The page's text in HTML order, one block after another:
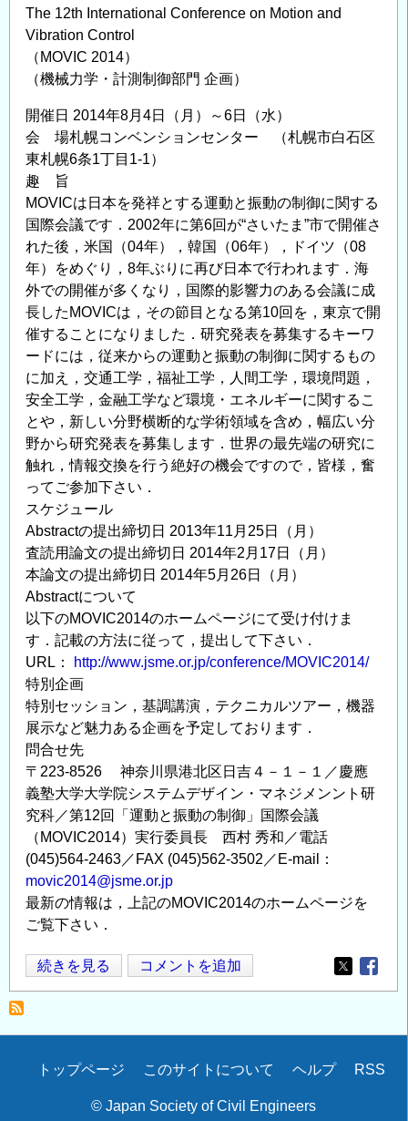
The 12th International Conference on Motion and
Vibration Control
（MOVIC 2014）
（機械力学・計測制御部門 企画）
開催日 2014年8月4日（月）～6日（水）
会 場札幌コンベンションセンター （札幌市白石区
東札幌6条1丁目1-1）
趣 旨
MOVICは日本を発祥とする運動と振動の制御に関する
国際会議です．2002年に第6回が“さいたま”市で開催さ
れた後，米国（04年），韓国（06年），ドイツ（08
年）をめぐり，8年ぶりに再び日本で行われます．海
外での開催が多くなり，国際的影響力のある会議に成
長したMOVICは，その節目となる第10回を，東京で開
催することになりました．研究発表を募集するキーワ
ードには，従来からの運動と振動の制御に関するもの
に加え，交通工学，福祉工学，人間工学，環境問題，
安全工学，金融工学など環境・エネルギーに関するこ
とや，新しい分野横断的な学術領域を含め，幅広い分
野から研究発表を募集します．世界の最先端の研究に
触れ，情報交換を行う絶好の機会ですので，皆様，奮
ってご参加下さい．
スケジュール
Abstractの提出締切日 2013年11月25日（月）
査読用論文の提出締切日 2014年2月17日（月）
本論文の提出締切日 2014年5月26日（月）
Abstractについて
以下のMOVIC2014のホームページにて受け付けま
す．記載の方法に従って，提出して下さい．
URL：
http://www.jsme.or.jp/conference/MOVIC2014/
特別企画
特別セッション，基調講演，テクニカルツアー，機器
展示など魅力ある企画を予定しております．
問合せ先
〒223-8526 神奈川県港北区日吉４－１－１／慶應
義塾大学大学院システムデザイン・マネジメンント研
究科／第12回「運動と振動の制御」国際会議
（MOVIC2014）実行委員長 西村 秀和／電話
(045)564-2463／FAX (045)562-3502／E-mail：
movic2014@jsme.or.jp
最新の情報は，上記のMOVIC2014のホームページを
ご覧下さい．
No.
14-
第
回
続きを見る コメントを追加
Opens in
Secondary
トップページ このサイトについて ヘルプ RSS
© Japan Society of Civil Engineers